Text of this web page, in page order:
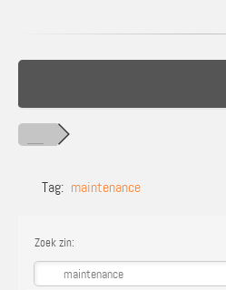
Tag: maintenance
Zoek zin: